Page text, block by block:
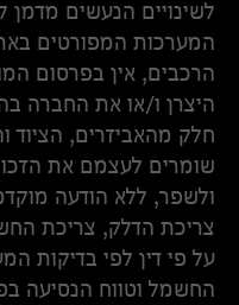
לשינויים הנעשים מדמן
המערכות המפורטים
הרכבים, אין בפרסום
היצרן ו/או את החברה
חלק מהאביזרים, הציוד
שומרים לעצמם את
ולשפר, ללא הודעה
צריכת הדלק, צריכת
על פי דין לפי בדיקות
החשמל וטווח הנסיעה